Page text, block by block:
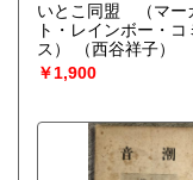
いとこ同盟 （マー
ト・レインボー・コ
ス）
（西谷祥子）
￥1,900